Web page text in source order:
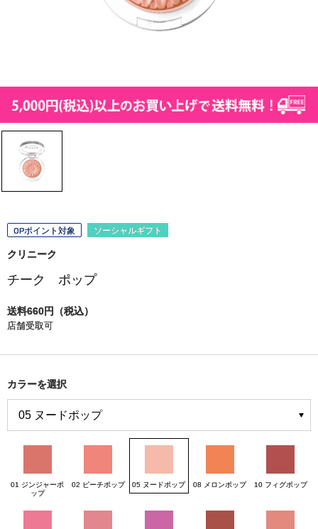
OPポイント対象 ソーシャルギフト
クリニーク
チーク ポップ
送料660円（税込）
店舗受取可
カラーを選択
01 ジンジャーポ
ップ
02 ピーチポップ 05 ヌードポップ 08 メロンポップ 10 フィグポップ